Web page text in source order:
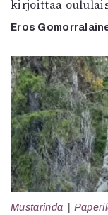
kirjoittaa
Eros
Mustarinda